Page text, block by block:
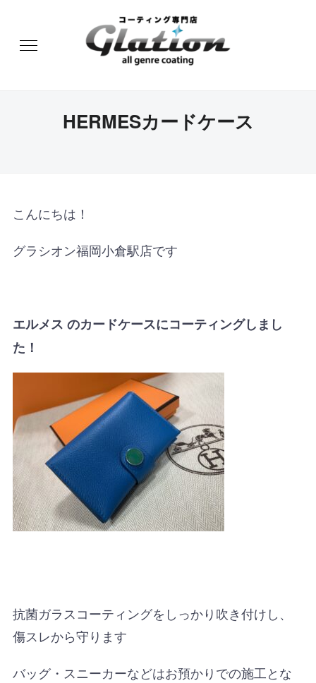
HERMESカードケース
こんにちは！
グラシオン福岡小倉駅店です
エルメス のカードケースにコーティングしまし
た！
抗菌ガラスコーティングをしっかり吹き付けし、
傷スレから守ります
バッグ・スニーカーなどはお預かりでの施工とな